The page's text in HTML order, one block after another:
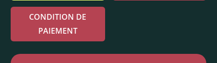
CONDITION DE
PAIEMENT